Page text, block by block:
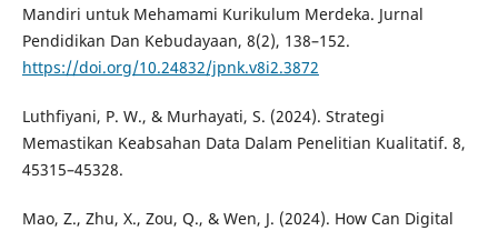
Mandiri untuk Mehamami Kurikulum Merdeka. Jurnal
Pendidikan Dan Kebudayaan, 8(2), 138–152.
https://doi.org/10.24832/jpnk.v8i2.3872
Luthfiyani, P. W., & Murhayati, S. (2024). Strategi
Memastikan Keabsahan Data Dalam Penelitian Kualitatif. 8,
45315–45328.
Mao, Z., Zhu, X., Zou, Q., & Wen, J. (2024). How Can Digital